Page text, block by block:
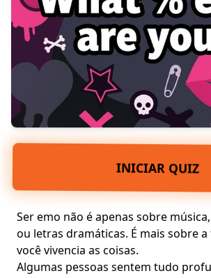
INICIAR QUIZ
Ser emo não é apenas sobre música
ou letras dramáticas. É mais sobre
você vivencia as coisas.
Algumas pessoas sentem tudo